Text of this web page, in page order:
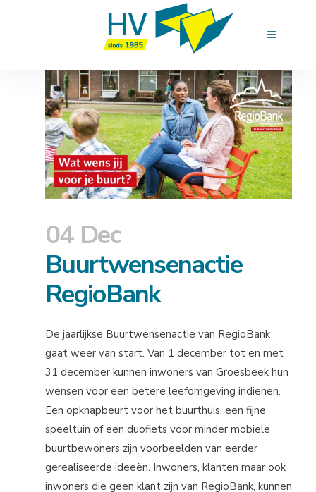
04 Dec
Buurtwensenactie
RegioBank
De jaarlijkse Buurtwensenactie van RegioBank
gaat weer van start. Van 1 december tot en met
31 december kunnen inwoners van Groesbeek hun
wensen voor een betere leefomgeving indienen.
Een opknapbeurt voor het buurthuis, een fijne
speeltuin of een duofiets voor minder mobiele
buurtbewoners zijn voorbeelden van eerder
gerealiseerde ideeën. Inwoners, klanten maar ook
inwoners die geen klant zijn van RegioBank, kunnen